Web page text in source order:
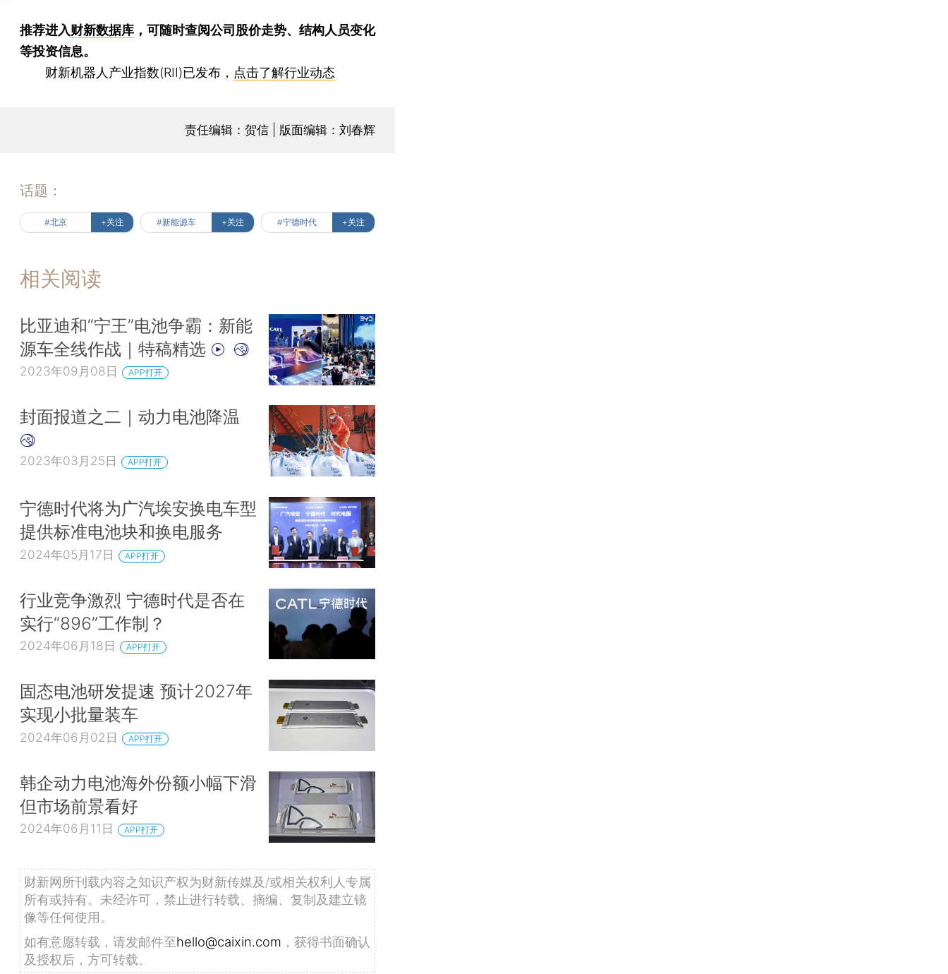
推荐进入财新数据库 ，可随时查阅公司股价走势、结构人员变化
等投资信息。
财新机器人产业指数(RII)已发布， 点击了解行业动态
责任编辑：贺信 | 版面编辑：刘春辉
话题：
#北京 +关注 #新能源车 +关注 #宁德时代 +关注
相关阅读
比亚迪和“宁王”电池争霸：新能
源车全线作战｜特稿精选
2023年09月08日 APP打开
封面报道之二｜动力电池降温
2023年03月25日 APP打开
宁德时代将为广汽埃安换电车型
提供标准电池块和换电服务
2024年05月17日 APP打开
行业竞争激烈 宁德时代是否在
实行“896”工作制？
2024年06月18日 APP打开
固态电池研发提速 预计2027年
实现小批量装车
2024年06月02日 APP打开
韩企动力电池海外份额小幅下滑
但市场前景看好
2024年06月11日 APP打开
财新网所刊载内容之知识产权为财新传媒及/或相关权利人专属
所有或持有。未经许可，禁止进行转载、摘编、复制及建立镜
像等任何使用。
如有意愿转载，请发邮件至hello@caixin.com ，获得书面确认
及授权后，方可转载。